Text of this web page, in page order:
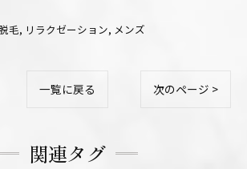
毛 リラクゼーション メンズ
一覧に戻る 次のページ >
関連タグ